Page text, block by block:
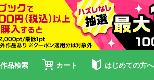
作品検索 カート はじめての方へ